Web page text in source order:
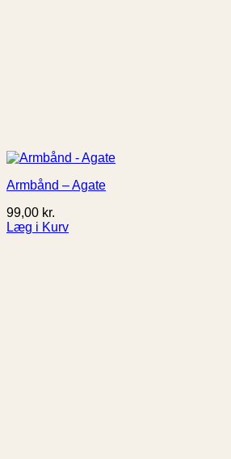
Armbånd – Agate
99,00 kr.
Læg i Kurv